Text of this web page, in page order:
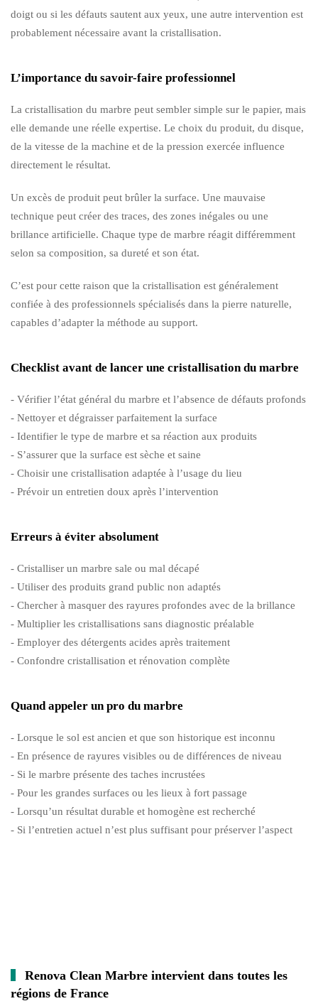
doigt ou si les défauts sautent aux yeux, une autre intervention est
probablement nécessaire avant la cristallisation.
L’importance du savoir-faire professionnel
La cristallisation du marbre peut sembler simple sur le papier, mais
elle demande une réelle expertise. Le choix du produit, du disque,
de la vitesse de la machine et de la pression exercée influence
directement le résultat.
Un excès de produit peut brûler la surface. Une mauvaise
technique peut créer des traces, des zones inégales ou une
brillance artificielle. Chaque type de marbre réagit différemment
selon sa composition, sa dureté et son état.
C’est pour cette raison que la cristallisation est généralement
confiée à des professionnels spécialisés dans la pierre naturelle,
capables d’adapter la méthode au support.
Checklist avant de lancer une cristallisation du marbre
- Vérifier l’état général du marbre et l’absence de défauts profonds
- Nettoyer et dégraisser parfaitement la surface
- Identifier le type de marbre et sa réaction aux produits
- S’assurer que la surface est sèche et saine
- Choisir une cristallisation adaptée à l’usage du lieu
- Prévoir un entretien doux après l’intervention
Erreurs à éviter absolument
- Cristalliser un marbre sale ou mal décapé
- Utiliser des produits grand public non adaptés
- Chercher à masquer des rayures profondes avec de la brillance
- Multiplier les cristallisations sans diagnostic préalable
- Employer des détergents acides après traitement
- Confondre cristallisation et rénovation complète
Quand appeler un pro du marbre
- Lorsque le sol est ancien et que son historique est inconnu
- En présence de rayures visibles ou de différences de niveau
- Si le marbre présente des taches incrustées
- Pour les grandes surfaces ou les lieux à fort passage
- Lorsqu’un résultat durable et homogène est recherché
- Si l’entretien actuel n’est plus suffisant pour préserver l’aspect
Renova Clean Marbre intervient dans toutes les
régions de France